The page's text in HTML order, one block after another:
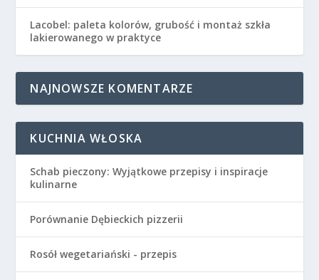
Lacobel: paleta kolorów, grubość i montaż szkła
lakierowanego w praktyce
NAJNOWSZE KOMENTARZE
KUCHNIA WŁOSKA
Schab pieczony: Wyjątkowe przepisy i inspiracje
kulinarne
Porównanie Dębieckich pizzerii
Rosół wegetariański - przepis